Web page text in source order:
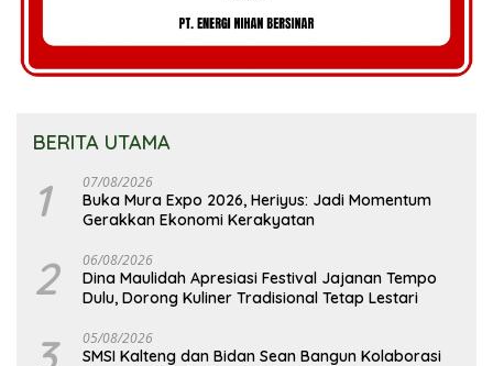
BERITA UTAMA
1 07/08/2026
Buka Mura Expo 2026, Heriyus: Jadi Momentum
Gerakkan Ekonomi Kerakyatan
2 06/08/2026
Dina Maulidah Apresiasi Festival Jajanan Tempo
Dulu, Dorong Kuliner Tradisional Tetap Lestari
05/08/2026
SMSI Kalteng dan Bidan Sean Bangun Kolaborasi